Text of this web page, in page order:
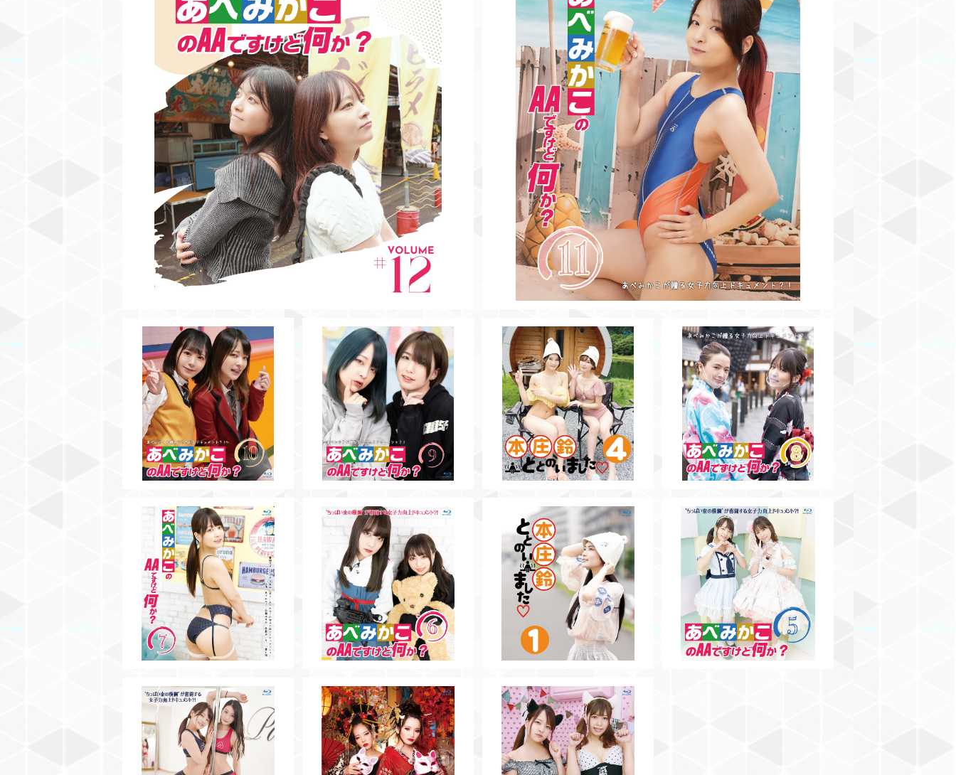
【BD】あべみかこのAAですけど何か？Vol.12
¥3,500
【BD】あべみかこのAAですけど何か？Vol.11
¥3,500
【BD】あべみかこのAAですけど
何か？Vol.10
¥3,500
【BD】あべみかこのAAですけど
何か？Vol.9
¥3,500
【BD】本庄鈴ととのいました♡V
ol.4
¥3,500
【BD】あべみかこのAAですけど
何か？Vol.8
¥3,500
【BD】あべみかこのAAですけど
何か？Vol.7
¥3,500
【BD】あべみかこのAAですけど
何か？Vol.6
¥3,500
【BD】本庄鈴ととのいました♡V
ol.1
¥3,500
SOLD OUT
【BD】あべみかこのAAですけど
何か？Vol.5
¥3,500
【BD】あべみかこのAAですけど
何か？Vol.4
【BD】あべみかこのAAですけど
何か？Vol.3
【BD】あべみかこのAAですけど
何か？Vol.2